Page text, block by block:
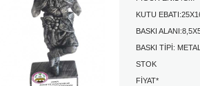
KUTU
BASKI
BASKI TİPİ:
STOK :
FİYAT* :